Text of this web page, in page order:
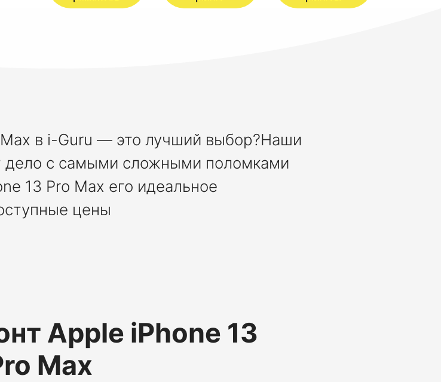
в i-Guru — это лучший выбор?Наши
с самыми сложными поломками
13 Pro Max его идеальное
цены
Apple iPhone 13
Max